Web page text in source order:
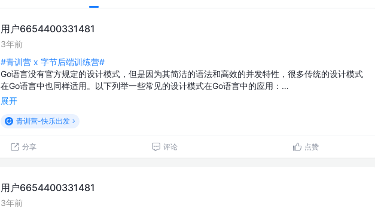
用户6654400331481
3年前
#青训营 x 字节后端训练营#
Go语言没有官方规定的设计模式，但是因为其简洁的语法和高效的并发特性，很多传统的设计模式
在Go语言中也同样适用。以下列举一些常见的设计模式在Go语言中的应用：…
展开
青训营-快乐出发
分享 评论 点赞
用户6654400331481
3年前